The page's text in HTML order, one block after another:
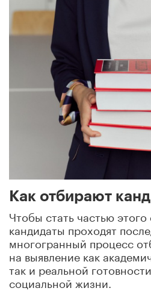
Как отбирают
Чтобы стать частью этого
кандидаты проходят
многогранный процесс
на выявление как
так и реальной
социальной жизни.